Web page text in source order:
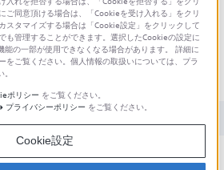
を閉じた時、画面が暗
明るすぎる）ように感
ご同意頂ける場合は、「Cookieを受け入れる」をクリ
スタマイズする場合は「Cookie設定」をクリックして
も管理することができます。選択したCookieの設定に
能の一部が使用できなくなる場合があります。 詳細に
をご覧ください。個人情報の取扱いについては、プラ
ポリシー をご覧ください。
プライバシーポリシー をご覧ください。
Cookie設定